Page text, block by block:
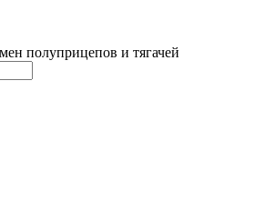
полуприцепов и тягачей